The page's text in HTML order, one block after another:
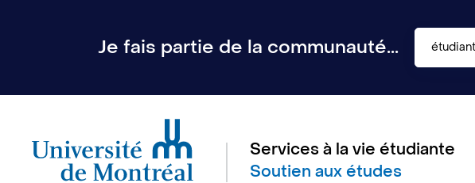
Je fais partie de la communauté...
Services à la vie étudiante
Soutien aux études